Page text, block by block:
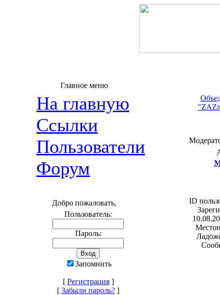
Главное меню
На главную
Ссылки
Пользователи
Форум
Добро пожаловать,
Пользователь:
Пароль:
Запомнить
[ Регистрация]
[ Забыли пароль? ]
ID